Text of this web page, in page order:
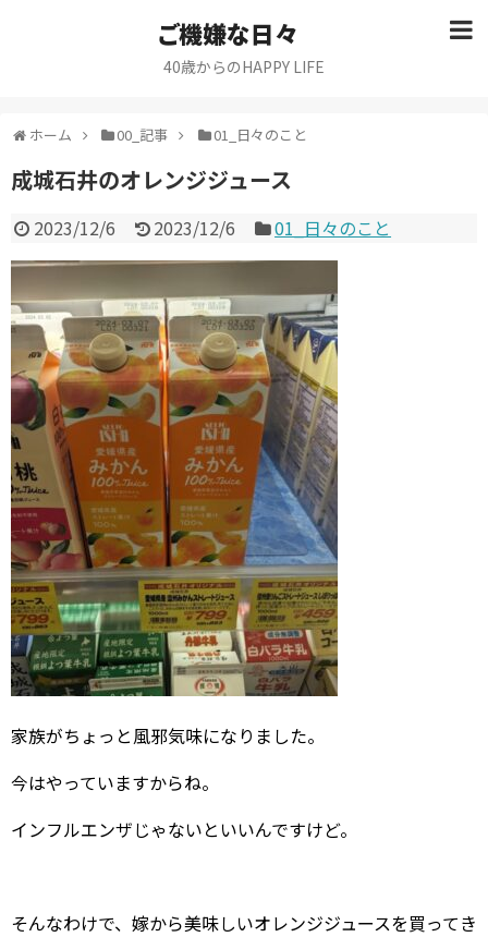
ご機嫌な日々
40歳からのHAPPY LIFE
ホーム 00_記事 01_日々のこと
成城石井のオレンジジュース
2023/12/6 2023/12/6 01_日々のこと
家族がちょっと風邪気味になりました。
今はやっていますからね。
インフルエンザじゃないといいんですけど。
そんなわけで、嫁から美味しいオレンジジュースを買ってき